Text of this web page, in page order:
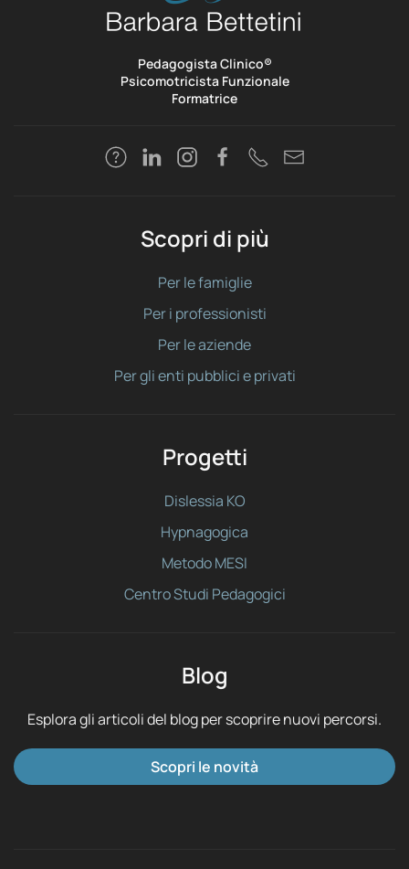
Pedagogista Clinico®
Psicomotricista Funzionale
Formatrice
Scopri di più
Per le famiglie
Per i professionisti
Per le aziende
Per gli enti pubblici e privati
Progetti
Dislessia KO
Hypnagogica
Metodo MESI
Centro Studi Pedagogici
Blog
Esplora gli articoli del blog per scoprire nuovi percorsi.
Scopri le novità